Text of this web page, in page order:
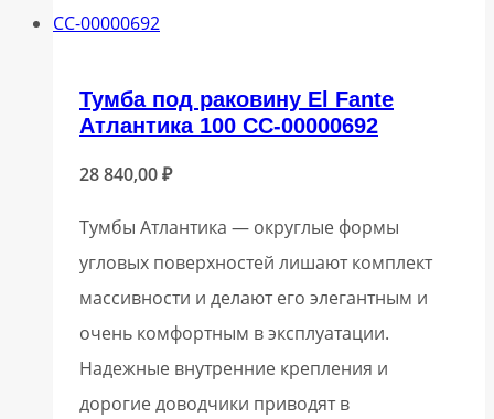
Тумба под раковину El Fante
Атлантика 100 СС-00000692
28 840,00₽
Тумбы Атлантика — округлые формы
угловых поверхностей лишают комплект
массивности и делают его элегантным и
очень комфортным в эксплуатации.
Надежные внутренние крепления и
дорогие доводчики приводят в